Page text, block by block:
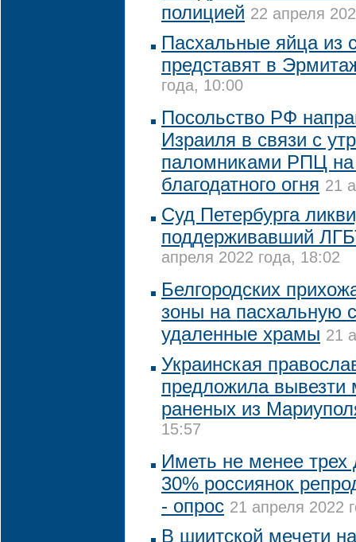
полицией 22 апреля
Пасхальные яйца из
представят в
года, 10:00
Посольство РФ
Израиля в связи с
паломниками РПЦ на
благодатного огня 21
Суд Петербурга
поддерживавший
апреля 2022 года, 18:02
Белгородских
зоны на пасхальную
удаленные храмы 21
Украинская
предложила вывезти
раненых из
15:57
Иметь не менее трех
30% россиянок
- опрос 21 апреля 2022
В шиитской мечети